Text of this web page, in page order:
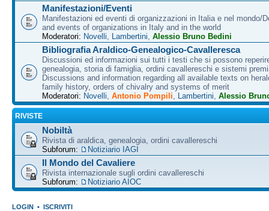
Manifestazioni/Eventi
Manifestazioni ed eventi di organizzazioni in Italia e nel mondo/
and events of organizations in Italy and in the world
Moderatori: Novelli Lambertini Alessio Bruno Bedini
Bibliografia Araldico-Genealogico-Cavalleresca
Discussioni ed informazioni sui tutti i testi che si possono
genealogia, storia di famiglia, ordini cavallereschi e sistemi
Discussions and information regarding all available texts on
family history, orders of chivalry and systems of merit
Moderatori: Novelli Antonio Pompili Lambertini Alessio
RIVISTE
Nobiltà
Rivista di araldica, genealogia, ordini cavallereschi
Subforum:
Notiziario IAGI
Il Mondo del Cavaliere
Rivista internazionale sugli ordini cavallereschi
Subforum:
Notiziario AIOC
LOGIN • ISCRIVITI